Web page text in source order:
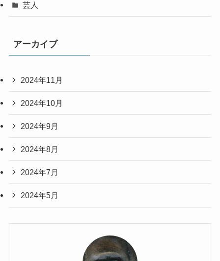
芸人
アーカイブ
2024年11月
2024年10月
2024年9月
2024年8月
2024年7月
2024年5月